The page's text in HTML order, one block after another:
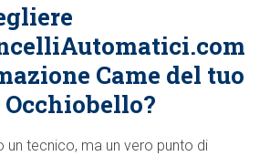
Came del tuo
un tecnico, ma un vero punto di